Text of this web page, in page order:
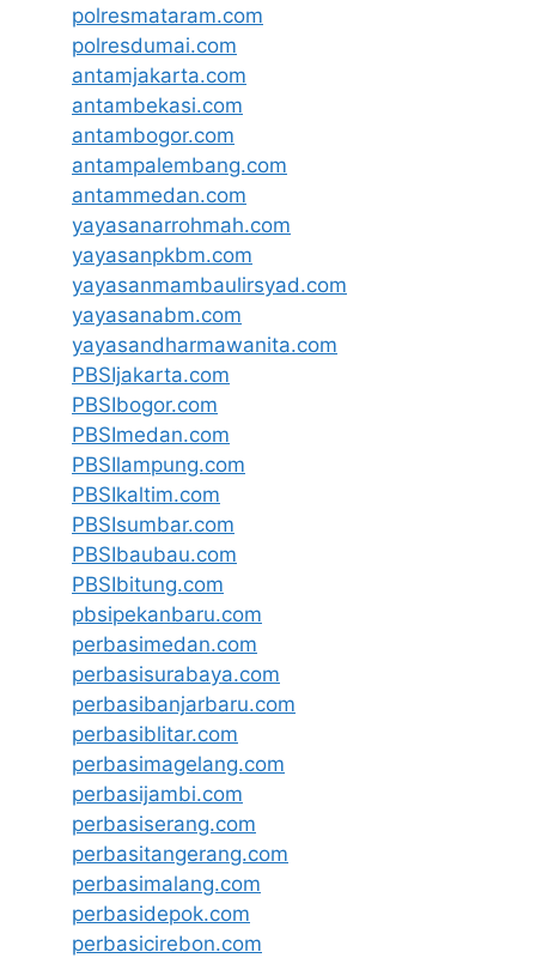
polresmataram.com
polresdumai.com
antamjakarta.com
antambekasi.com
antambogor.com
antampalembang.com
antammedan.com
yayasanarrohmah.com
yayasanpkbm.com
yayasanmambaulirsyad.com
yayasanabm.com
yayasandharmawanita.com
PBSIjakarta.com
PBSIbogor.com
PBSImedan.com
PBSIlampung.com
PBSIkaltim.com
PBSIsumbar.com
PBSIbaubau.com
PBSIbitung.com
pbsipekanbaru.com
perbasimedan.com
perbasisurabaya.com
perbasibanjarbaru.com
perbasiblitar.com
perbasimagelang.com
perbasijambi.com
perbasiserang.com
perbasitangerang.com
perbasimalang.com
perbasidepok.com
perbasicirebon.com